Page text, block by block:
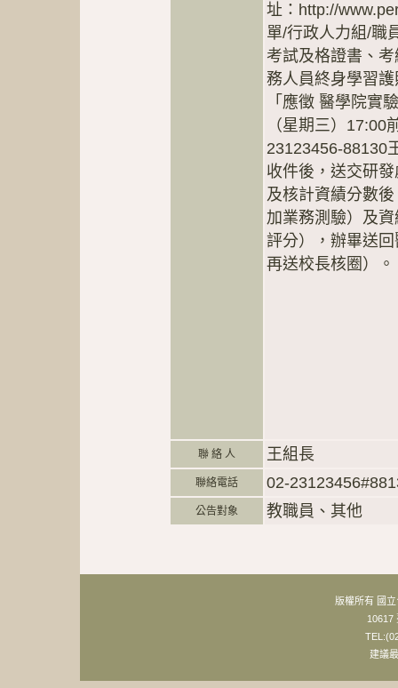
址：http://
單/行政人力組/職
考試及格證書、
務人員終身學習
「應徵 醫學院實
（星期三）
23123456-88130
收件後，送交研
及核計資績分數
加業務測驗）及
評分），辦畢送
再送校長核圈）。
聯 絡 人 王組長
聯絡電話 02-
公告對象 教職員、其他
版權所有 國
10617
建議